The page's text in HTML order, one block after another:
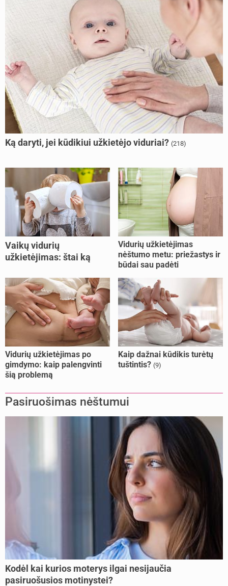
Ką daryti, jei kūdikiui užkietėjo viduriai? (218)
Vaikų vidurių
užkietėjimas: štai ką
Vidurių užkietėjimas
nėštumo metu: priežastys ir
būdai sau padėti
Vidurių užkietėjimas po
gimdymo: kaip palengvinti
šią problemą
Kaip dažnai kūdikis turėtų
tuštintis? (9)
Pasiruošimas nėštumui
Kodėl kai kurios moterys ilgai nesijaučia
pasiruošusios motinystei?